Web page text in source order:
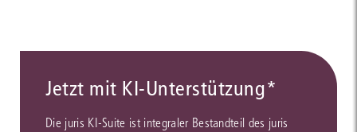
Jetzt mit KI-Unterstützung*
Die juris KI-Suite ist integraler Bestandteil des juris